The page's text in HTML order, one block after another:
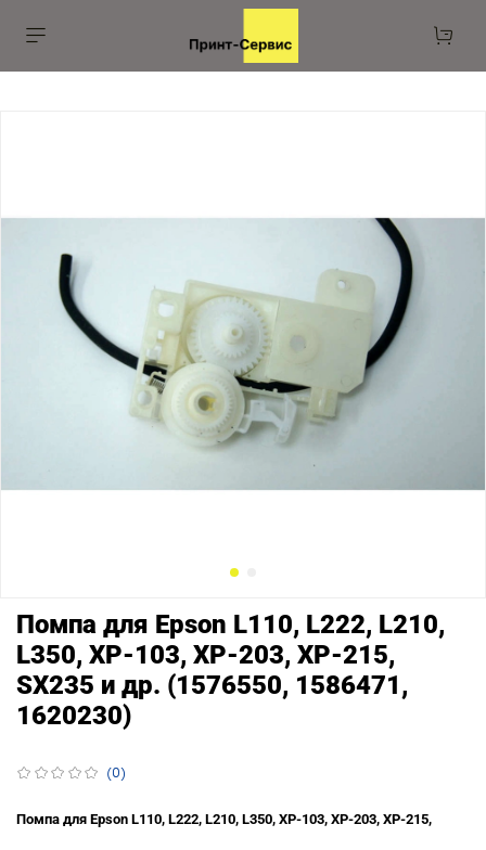
(0)
Помпа для Epson L110, L222, L210,
L350, XP-103, XP-203, XP-215,
SX235 и др. (1576550, 1586471,
1620230)
Помпа для Epson L110, L222, L210, L350, XP-103, XP-203, XP-215,